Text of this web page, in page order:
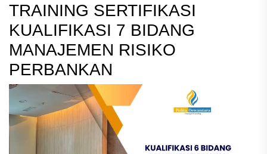
TRAINING SERTIFIKASI
KUALIFIKASI 7 BIDANG
MANAJEMEN RISIKO
PERBANKAN